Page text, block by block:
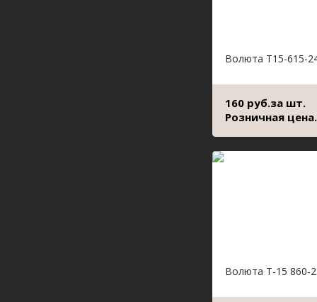
Волюта Т15-615-
160 руб.за шт.
Розничная цена.
Волюта Т-15 860-